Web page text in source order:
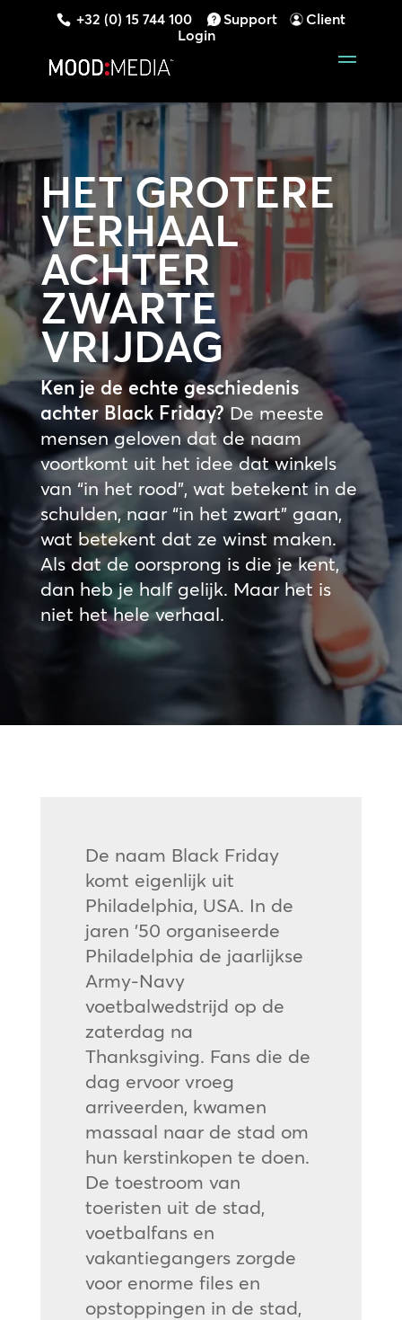
+32 (0) 15 744 100 Support
Client
Login
HET GROTERE
VERHAAL
ACHTER
ZWARTE
VRIJDAG
Ken je de echte geschiedenis
achter Black Friday?De meeste
mensen geloven dat de naam
voortkomt uit het idee dat winkels
van “in het rood”, wat betekent in de
schulden, naar “in het zwart” gaan,
wat betekent dat ze winst maken.
Als dat de oorsprong is die je kent,
dan heb je half gelijk. Maar het is
niet het hele verhaal.
De naam Black Friday
komt eigenlijk uit
Philadelphia, USA. In de
jaren ’50 organiseerde
Philadelphia de jaarlijkse
Army-Navy
voetbalwedstrijd op de
zaterdag na
Thanksgiving. Fans die de
dag ervoor vroeg
arriveerden, kwamen
massaal naar de stad om
hun kerstinkopen te doen.
De toestroom van
toeristen uit de stad,
voetbalfans en
vakantiegangers zorgde
voor enorme files en
opstoppingen in de stad,